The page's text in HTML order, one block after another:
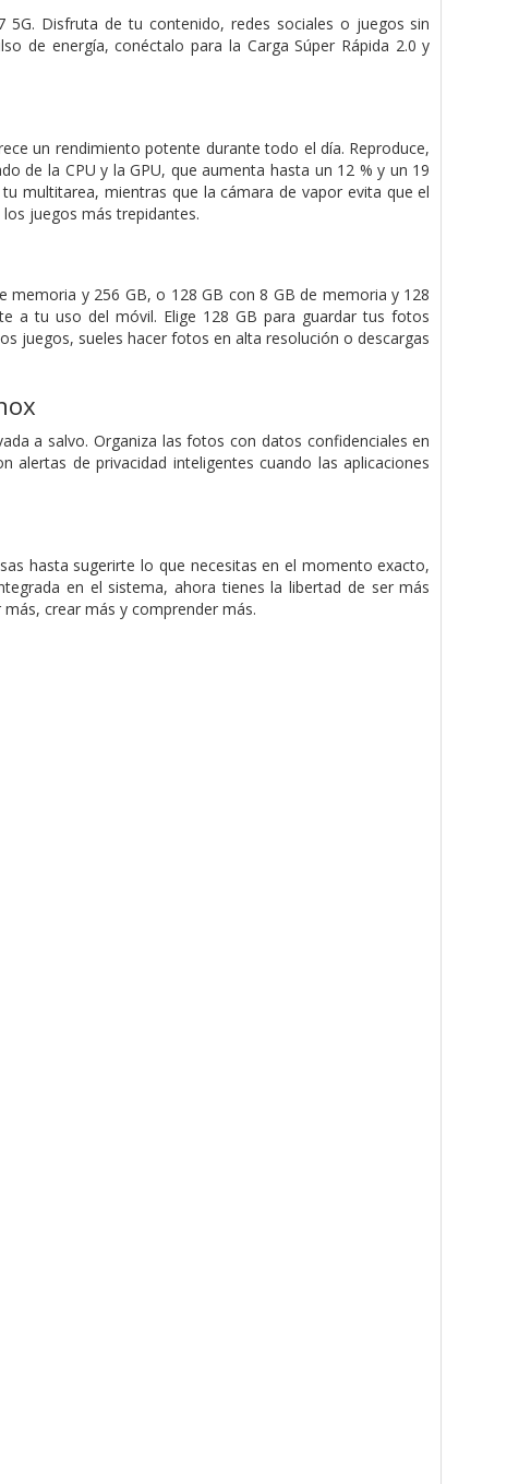
5G. Disfruta de tu contenido, redes sociales o juegos sin
de energía, conéctalo para la Carga Súper Rápida 2.0 y
un rendimiento potente durante todo el día. Reproduce,
de la CPU y la GPU, que aumenta hasta un 12 % y un 19
multitarea, mientras que la cámara de vapor evita que el
juegos más trepidantes.
memoria y 256 GB, o 128 GB con 8 GB de memoria y 128
a tu uso del móvil. Elige 128 GB para guardar tus fotos
juegos, sueles hacer fotos en alta resolución o descargas
a salvo. Organiza las fotos con datos confidenciales en
de privacidad inteligentes cuando las aplicaciones
hasta sugerirte lo que necesitas en el momento exacto,
en el sistema, ahora tienes la libertad de ser más
crear más y comprender más.